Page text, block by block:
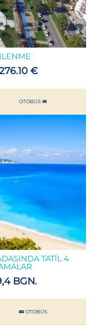
€
OTOBÜS 🚐
TATIL 4
BGN.
🚌 OTOBÜS